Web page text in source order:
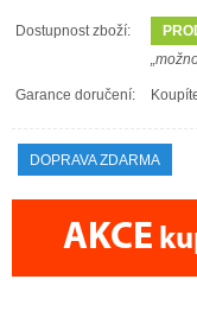
Dostupnost zboží:
Garance doručení:
DOPRAVA ZDARMA
AKCE